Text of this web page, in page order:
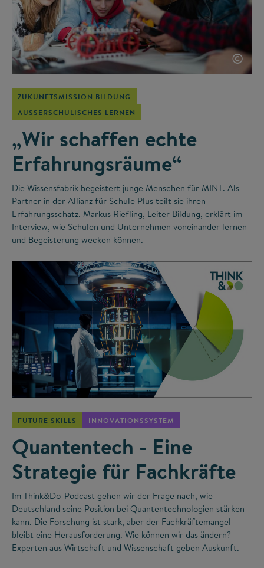
©
ZUKUNFTSMISSION BILDUNG
AUSSERSCHULISCHES LERNEN
„Wir schaffen echte
Erfahrungsräume“
Die Wissensfabrik begeistert junge Menschen für MINT. Als
Partner in der Allianz für Schule Plus teilt sie ihren
Erfahrungsschatz. Markus Riefling, Leiter Bildung, erklärt im
Interview, wie Schulen und Unternehmen voneinander lernen
und Begeisterung wecken können.
FUTURE SKILLS INNOVATIONSSYSTEM
Quantentech - Eine
Strategie für Fachkräfte
Im Think&Do-Podcast gehen wir der Frage nach, wie
Deutschland seine Position bei Quantentechnologien stärken
kann. Die Forschung ist stark, aber der Fachkräftemangel
bleibt eine Herausforderung. Wie können wir das ändern?
Experten aus Wirtschaft und Wissenschaft geben Auskunft.